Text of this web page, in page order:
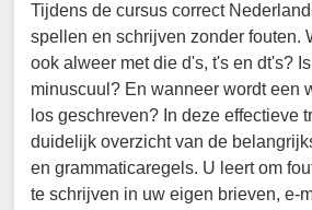
Tijdens de cursus correct
spellen en schrijven zonder fouten.
ook alweer met die d's, t's en dt's?
minuscuul? En wanneer wordt een
los geschreven? In deze effectieve
duidelijk overzicht van de
en grammaticaregels. U leert om
te schrijven in uw eigen brieven, e-